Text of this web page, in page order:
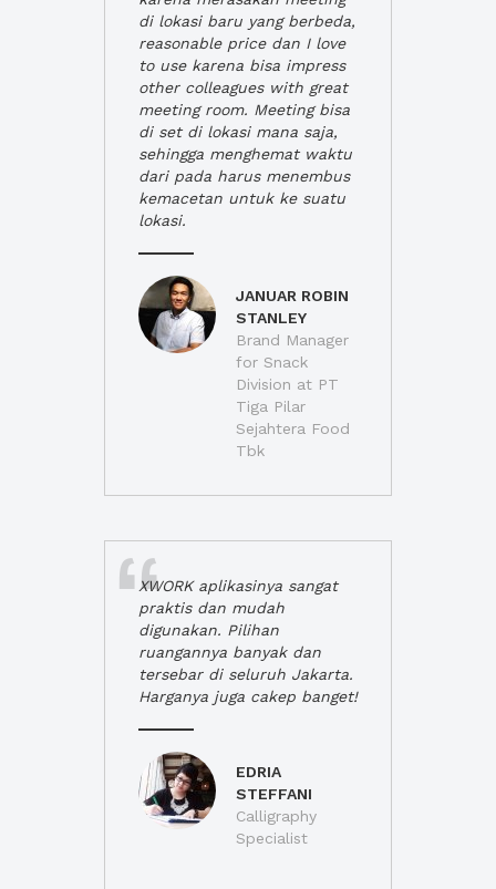
di lokasi baru yang berbeda,
reasonable price dan I love
to use karena bisa impress
other colleagues with great
meeting room. Meeting bisa
di set di lokasi mana saja,
sehingga menghemat waktu
dari pada harus menembus
kemacetan untuk ke suatu
lokasi.
JANUAR ROBIN
STANLEY
Brand Manager
for Snack
Division at PT
Tiga Pilar
Sejahtera Food
Tbk
XWORK aplikasinya sangat
praktis dan mudah
digunakan. Pilihan
ruangannya banyak dan
tersebar di seluruh Jakarta.
Harganya juga cakep banget!
EDRIA
STEFFANI
Calligraphy
Specialist